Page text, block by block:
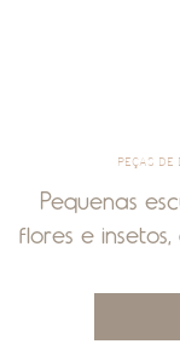
PEÇAS DE
Pequenas
flores e